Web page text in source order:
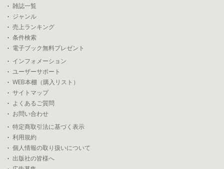
雑誌一覧
ジャンル
売上ランキング
条件検索
電子ブック無料プレゼント
インフォメーション
ユーザーサポート
WEB本棚（購入リスト）
サイトマップ
よくあるご質問
お問い合わせ
特定商取引法に基づく表示
利用規約
個人情報の取り扱いについて
出版社の皆様へ